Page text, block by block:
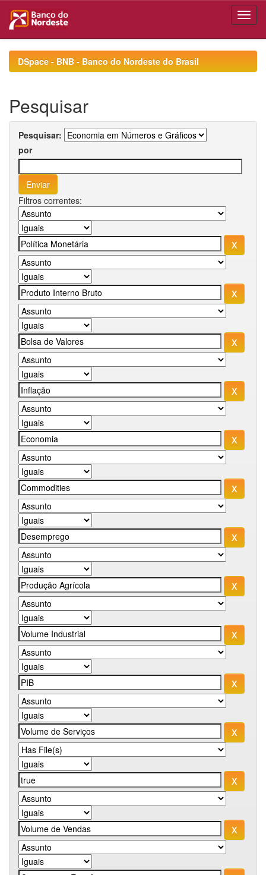
navigationDSpace - BNB - Banco do Nordeste do Brasil
Pesquisar
Pesquisar:
por
Filtros correntes: